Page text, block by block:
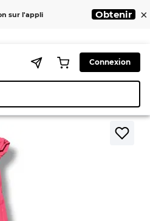
sur l'appli Obtenir ×
Connexion
Lauren T-Shirts